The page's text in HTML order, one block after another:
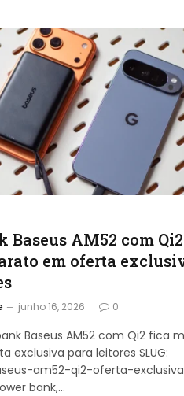
Baseus AM52 com Qi2
em oferta
junho 16, 2026 0
Baseus AM52 com Qi2 fica
exclusiva para leitores SLUG:
am52-qi2-oferta-
bank,…